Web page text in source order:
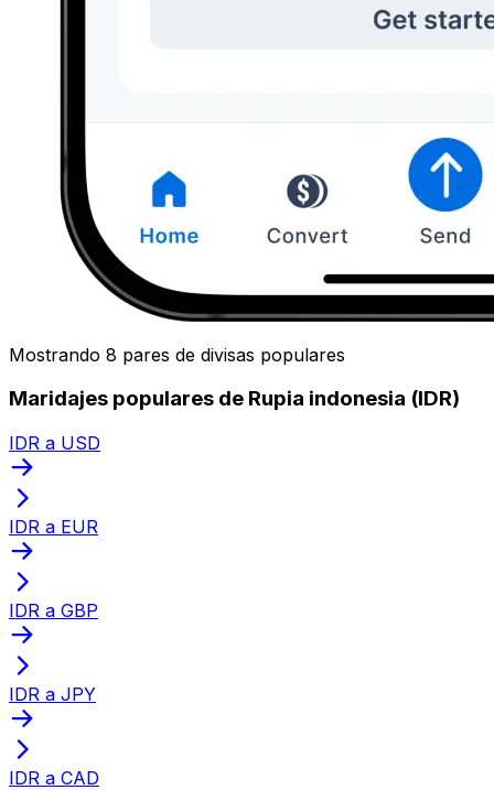
Mostrando 8 pares de divisas populares
Maridajes populares de Rupia indonesia (IDR)
IDR a USD
IDR a EUR
IDR a GBP
IDR a JPY
IDR a CAD